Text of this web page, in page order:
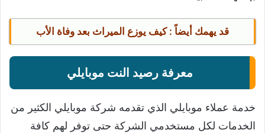
قد يهمك أيضاً :كيف يوزع الميراث بعد وفاة الأب
معرفة رصيد النت موبايلي
خدمة عملاء موبايلي الذي تقدمه شركة موبايلي الكثير من
الخدمات لكل مستخدمي الشركة حتى توفر لهم كافة